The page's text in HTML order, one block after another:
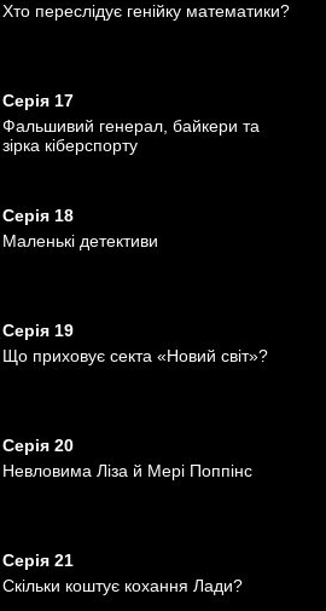
Хто переслідує генійку математики?
Серія 17
Фальшивий генерал, байкери та
зірка кіберспорту
Серія 18
Маленькі детективи
Серія 19
Що приховує секта «Новий світ»?
Серія 20
Невловима Ліза й Мері Поппінс
Серія 21
Скільки коштує кохання Лади?